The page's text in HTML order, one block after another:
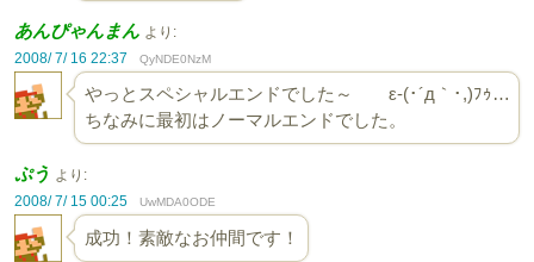
あんぴゃんまん より:
2008/ 7/ 16 22:37
QyNDE0NzM
やっとスペシャルエンドでした～ ε-(･´д｀･,)ﾌｩ…
ちなみに最初はノーマルエンドでした。
ぷう より:
2008/ 7/ 15 00:25
UwMDA0ODE
成功！素敵なお仲間です！